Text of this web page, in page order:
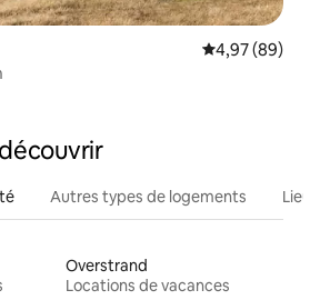
Évaluation
4,97 (89)
Autres types de logements
Overstrand
Locations de vacances